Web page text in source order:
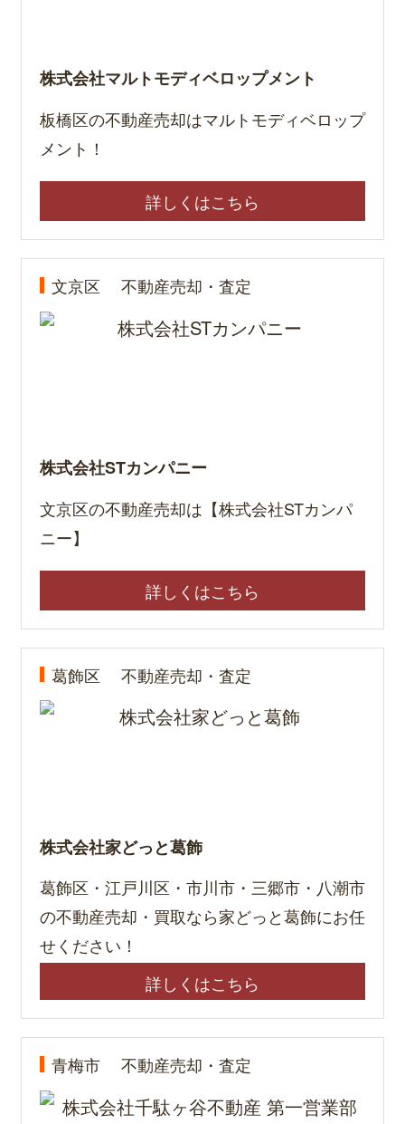
株式会社マルトモディベロップメント
板橋区の不動産売却はマルトモディベロップ
メント！
詳しくはこちら
文京区 不動産売却・査定
株式会社STカンパニー
文京区の不動産売却は【株式会社STカンパ
ニー】
詳しくはこちら
葛飾区 不動産売却・査定
株式会社家どっと葛飾
葛飾区・江戸川区・市川市・三郷市・八潮市
の不動産売却・買取なら家どっと葛飾にお任
せください！
詳しくはこちら
青梅市 不動産売却・査定